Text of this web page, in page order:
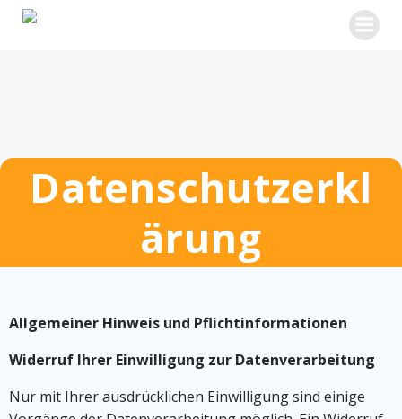
Datenschutzerkl
ärung
Allgemeiner Hinweis und Pflichtinformationen
Widerruf Ihrer Einwilligung zur Datenverarbeitung
Nur mit Ihrer ausdrücklichen Einwilligung sind einige